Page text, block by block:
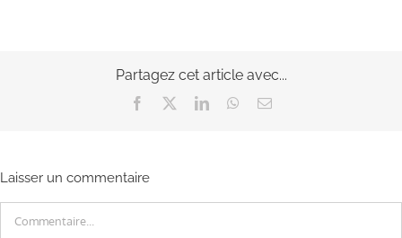
Partagez cet article avec...
Facebook LinkedInWhatsApp
Email
Laisser un commentaire